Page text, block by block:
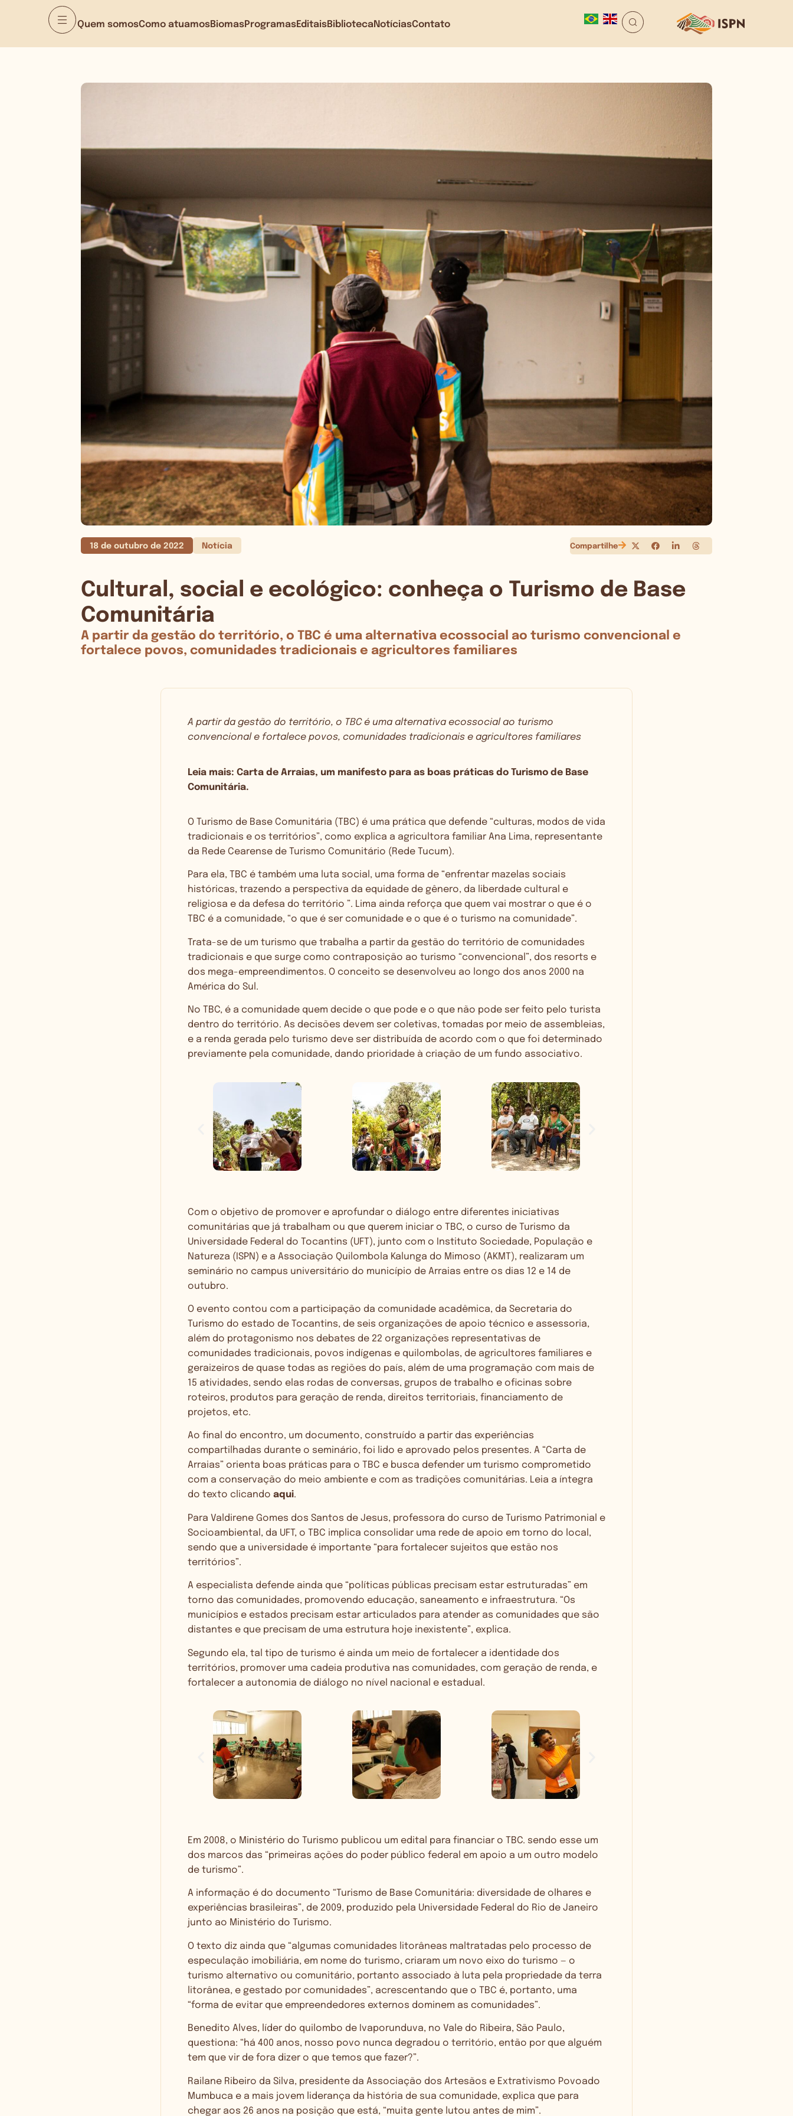
Quem somosComo atuamosBiomasProgramasEditaisBibliotecaNotíciasContato
18 de outubro de 2022 Notícia Compartilhe
Cultural, social e ecológico: conheça o Turismo de Base
Comunitária
A partir da gestão do território, o TBC é uma alternativa ecossocial ao turismo convencional e
fortalece povos, comunidades tradicionais e agricultores familiares
A partir da gestão do território, o TBC é uma alternativa ecossocial ao turismo
convencional e fortalece povos, comunidades tradicionais e agricultores familiares
Leia mais: Carta de Arraias, um manifesto para as boas práticas do Turismo de Base
Comunitária.
O Turismo de Base Comunitária (TBC) é uma prática que defende “culturas, modos de vida
tradicionais e os territórios”, como explica a agricultora familiar Ana Lima, representante
da Rede Cearense de Turismo Comunitário (Rede Tucum).
Para ela, TBC é também uma luta social, uma forma de “enfrentar mazelas sociais
históricas, trazendo a perspectiva da equidade de gênero, da liberdade cultural e
religiosa e da defesa do território ”. Lima ainda reforça que quem vai mostrar o que é o
TBC é a comunidade, “o que é ser comunidade e o que é o turismo na comunidade”.
Trata-se de um turismo que trabalha a partir da gestão do território de comunidades
tradicionais e que surge como contraposição ao turismo “convencional”, dos resorts e
dos mega-empreendimentos. O conceito se desenvolveu ao longo dos anos 2000 na
América do Sul.
No TBC, é a comunidade quem decide o que pode e o que não pode ser feito pelo turista
dentro do território. As decisões devem ser coletivas, tomadas por meio de assembleias,
e a renda gerada pelo turismo deve ser distribuída de acordo com o que foi determinado
previamente pela comunidade, dando prioridade à criação de um fundo associativo.
Com o objetivo de promover e aprofundar o diálogo entre diferentes iniciativas
comunitárias que já trabalham ou que querem iniciar o TBC, o curso de Turismo da
Universidade Federal do Tocantins (UFT), junto com o Instituto Sociedade, População e
Natureza (ISPN) e a Associação Quilombola Kalunga do Mimoso (AKMT), realizaram um
seminário no campus universitário do município de Arraias entre os dias 12 e 14 de
outubro.
O evento contou com a participação da comunidade acadêmica, da Secretaria do
Turismo do estado de Tocantins, de seis organizações de apoio técnico e assessoria,
além do protagonismo nos debates de 22 organizações representativas de
comunidades tradicionais, povos indígenas e quilombolas, de agricultores familiares e
geraizeiros de quase todas as regiões do país, além de uma programação com mais de
15 atividades, sendo elas rodas de conversas, grupos de trabalho e oficinas sobre
roteiros, produtos para geração de renda, direitos territoriais, financiamento de
projetos, etc.
Ao final do encontro, um documento, construído a partir das experiências
compartilhadas durante o seminário, foi lido e aprovado pelos presentes. A “Carta de
Arraias” orienta boas práticas para o TBC e busca defender um turismo comprometido
com a conservação do meio ambiente e com as tradições comunitárias. Leia a íntegra
do texto clicando aqui.
Para Valdirene Gomes dos Santos de Jesus, professora do curso de Turismo Patrimonial e
Socioambiental, da UFT, o TBC implica consolidar uma rede de apoio em torno do local,
sendo que a universidade é importante “para fortalecer sujeitos que estão nos
territórios”.
A especialista defende ainda que “políticas públicas precisam estar estruturadas” em
torno das comunidades, promovendo educação, saneamento e infraestrutura. “Os
municípios e estados precisam estar articulados para atender as comunidades que são
distantes e que precisam de uma estrutura hoje inexistente”, explica.
Segundo ela, tal tipo de turismo é ainda um meio de fortalecer a identidade dos
territórios, promover uma cadeia produtiva nas comunidades, com geração de renda, e
fortalecer a autonomia de diálogo no nível nacional e estadual.
Em 2008, o Ministério do Turismo publicou um edital para financiar o TBC. sendo esse um
dos marcos das “primeiras ações do poder público federal em apoio a um outro modelo
de turismo”.
A informação é do documento “Turismo de Base Comunitária: diversidade de olhares e
experiências brasileiras”, de 2009, produzido pela Universidade Federal do Rio de Janeiro
junto ao Ministério do Turismo.
O texto diz ainda que “algumas comunidades litorâneas maltratadas pelo processo de
especulação imobiliária, em nome do turismo, criaram um novo eixo do turismo — o
turismo alternativo ou comunitário, portanto associado à luta pela propriedade da terra
litorânea, e gestado por comunidades”, acrescentando que o TBC é, portanto, uma
“forma de evitar que empreendedores externos dominem as comunidades”.
Benedito Alves, líder do quilombo de Ivaporunduva, no Vale do Ribeira, São Paulo,
questiona: “há 400 anos, nosso povo nunca degradou o território, então por que alguém
tem que vir de fora dizer o que temos que fazer?”.
Railane Ribeiro da Silva, presidente da Associação dos Artesãos e Extrativismo Povoado
Mumbuca e a mais jovem liderança da história de sua comunidade, explica que para
chegar aos 26 anos na posição que está, “muita gente lutou antes de mim”.